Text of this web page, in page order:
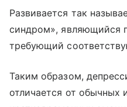
Развивается так
синдром», являющийся
требующий
Таким образом,
отличается от обычных